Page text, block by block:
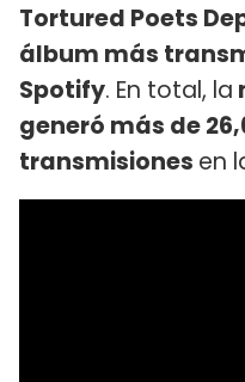
Tortured Poets
álbum más
Spotify. En total, la
generó más de
transmisiones en